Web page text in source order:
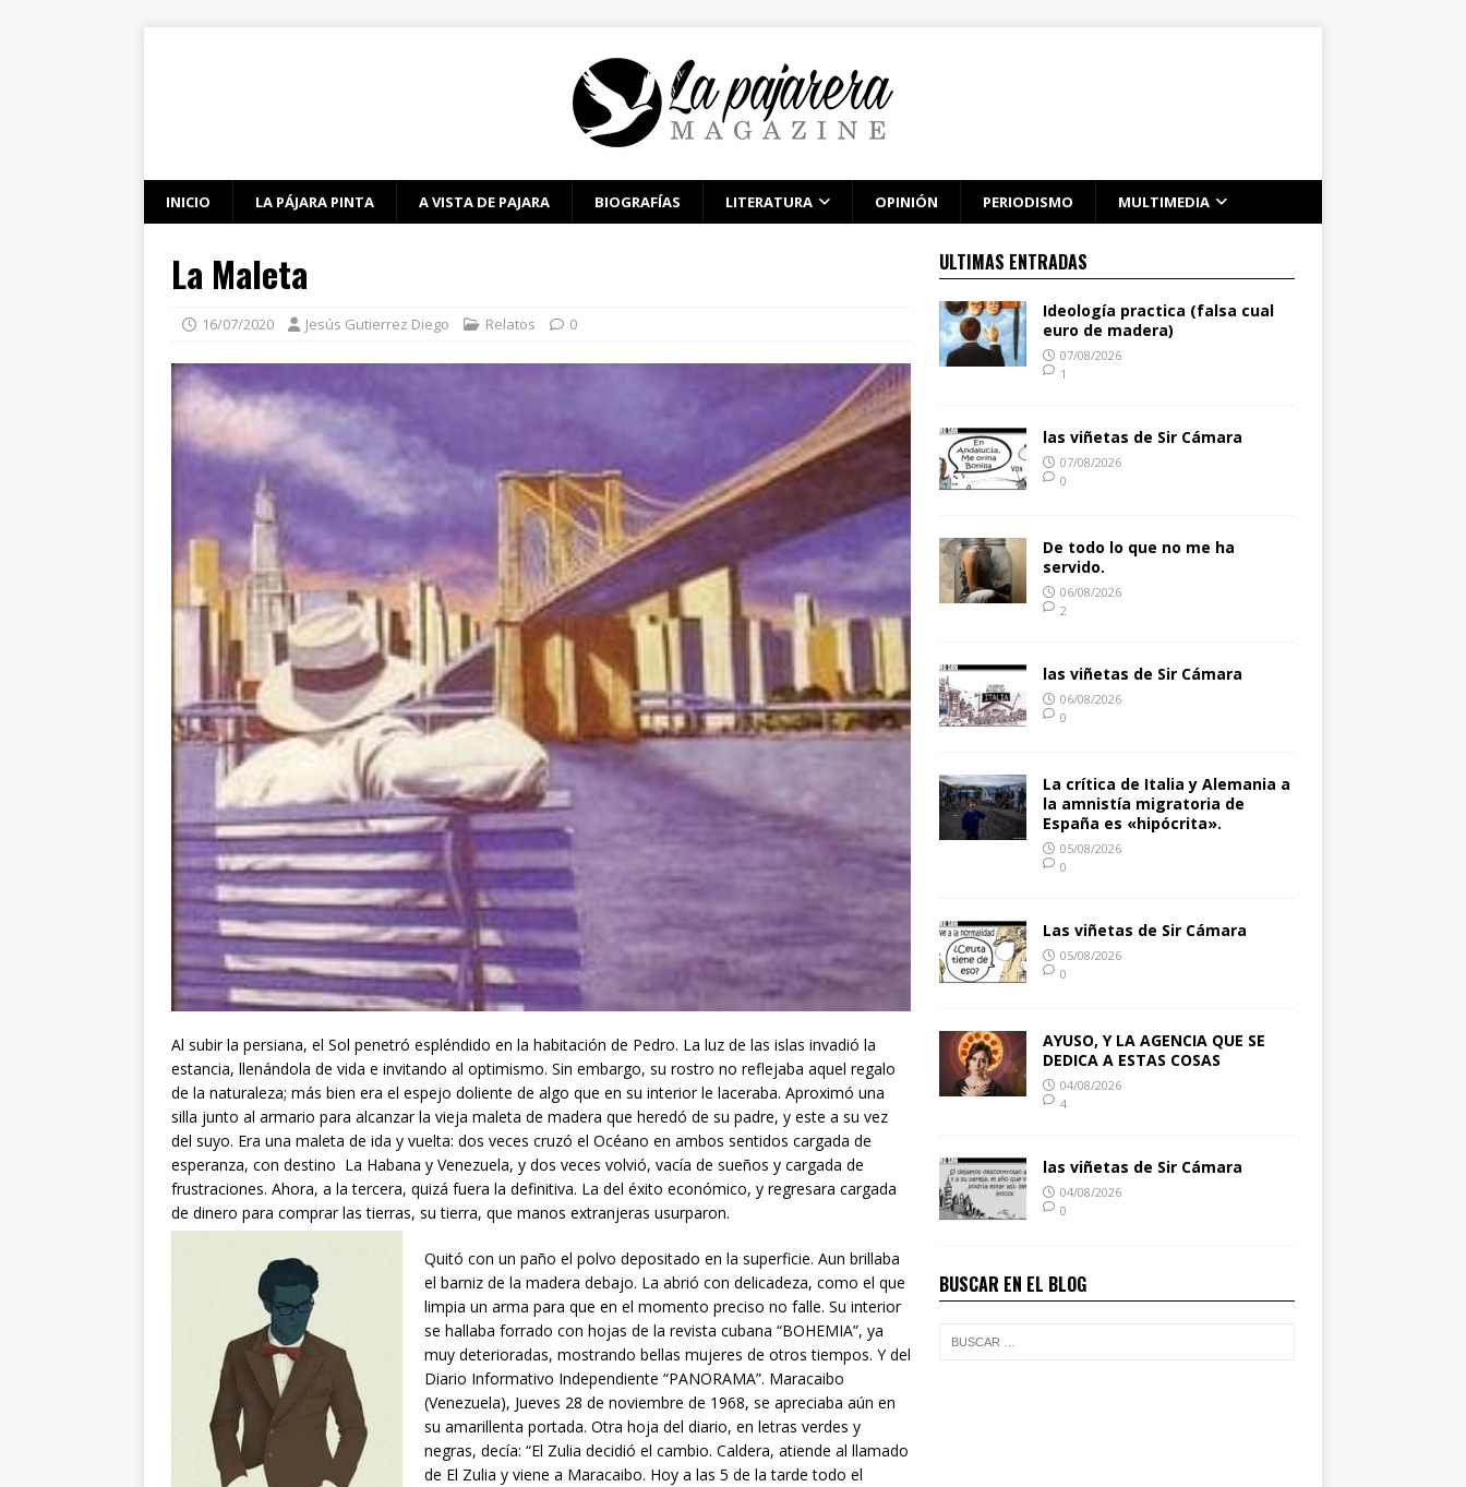
INICIO LA PÁJARA PINTA A VISTA DE PAJARA BIOGRAFÍAS LITERATURA OPINIÓN PERIODISMO MULTIMEDIA
La Maleta
16/07/2020 Jesús Gutierrez Diego Relatos 0
Al subir la persiana, el Sol penetró espléndido en la habitación de Pedro. La luz de las islas invadió la
estancia, llenándola de vida e invitando al optimismo. Sin embargo, su rostro no reflejaba aquel regalo
de la naturaleza; más bien era el espejo doliente de algo que en su interior le laceraba. Aproximó una
silla junto al armario para alcanzar la vieja maleta de madera que heredó de su padre, y este a su vez
del suyo. Era una maleta de ida y vuelta: dos veces cruzó el Océano en ambos sentidos cargada de
esperanza, con destino La Habana y Venezuela, y dos veces volvió, vacía de sueños y cargada de
frustraciones. Ahora, a la tercera, quizá fuera la definitiva. La del éxito económico, y regresara cargada
de dinero para comprar las tierras, su tierra, que manos extranjeras usurparon.
Quitó con un paño el polvo depositado en la superficie. Aun brillaba
el barniz de la madera debajo. La abrió con delicadeza, como el que
limpia un arma para que en el momento preciso no falle. Su interior
se hallaba forrado con hojas de la revista cubana “BOHEMIA”, ya
muy deterioradas, mostrando bellas mujeres de otros tiempos. Y del
Diario Informativo Independiente “PANORAMA”. Maracaibo
(Venezuela), Jueves 28 de noviembre de 1968, se apreciaba aún en
su amarillenta portada. Otra hoja del diario, en letras verdes y
negras, decía: “El Zulia decidió el cambio. Caldera, atiende al llamado
de El Zulia y viene a Maracaibo. Hoy a las 5 de la tarde todo el
ULTIMAS ENTRADAS
Ideología practica (falsa cual
euro de madera)
07/08/2026
1
las viñetas de Sir Cámara
07/08/2026
0
De todo lo que no me ha
servido.
06/08/2026
2
las viñetas de Sir Cámara
06/08/2026
0
La crítica de Italia y Alemania a
la amnistía migratoria de
España es «hipócrita».
05/08/2026
0
Las viñetas de Sir Cámara
05/08/2026
0
AYUSO, Y LA AGENCIA QUE SE
DEDICA A ESTAS COSAS
04/08/2026
4
las viñetas de Sir Cámara
04/08/2026
0
BUSCAR EN EL BLOG